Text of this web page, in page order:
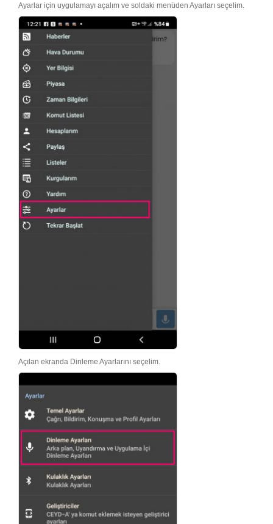
Ayarlar için uygulamayı açalım ve soldaki menüden Ayarları seçelim.
Açılan ekranda Dinleme Ayarlarını seçelim.